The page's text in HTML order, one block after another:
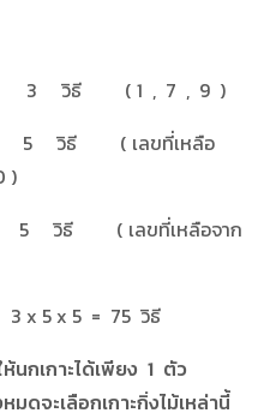
วิธี ( 1 , 7 , 9 )
ธี ( เลขที่เหลือ
)
( เลขที่เหลือจาก
5 x 5 = 75 วิธี
กเกาะได้เพียง 1 ตัว
จะเลือกเกาะกิ่งไม้เหล่านี้